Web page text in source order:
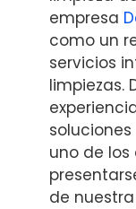
empresa
como un
servicios
limpiezas.
uno de
de